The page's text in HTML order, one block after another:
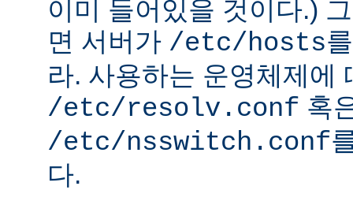
이미 들어있을 것이다.)
면 서버가 /etc/hosts
라. 사용하는 운영체제에
/etc/resolv.conf 혹
/etc/nsswitch.conf
다.